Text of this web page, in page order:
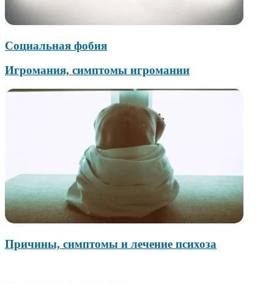
Социальная фобия
Игромания, симптомы игромании
Причины, симптомы и лечение психоза